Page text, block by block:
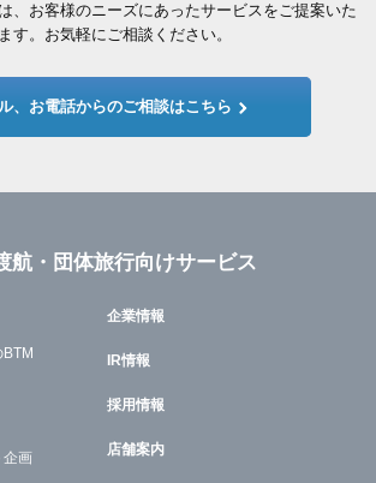
、お客様のニーズにあったサービスをご提案いた
す。お気軽にご相談ください。
、お電話からのご相談はこちら
航・団体旅行向けサービス
企画
企業情報
IR情報
採用情報
店舗案内